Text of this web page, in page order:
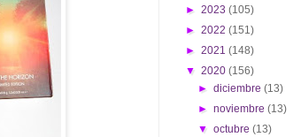
► 2023 (105)
► 2022 (151)
► 2021 (148)
▼ 2020 (156)
►diciembre(13)
►noviembre(13)
▼octubre(13)